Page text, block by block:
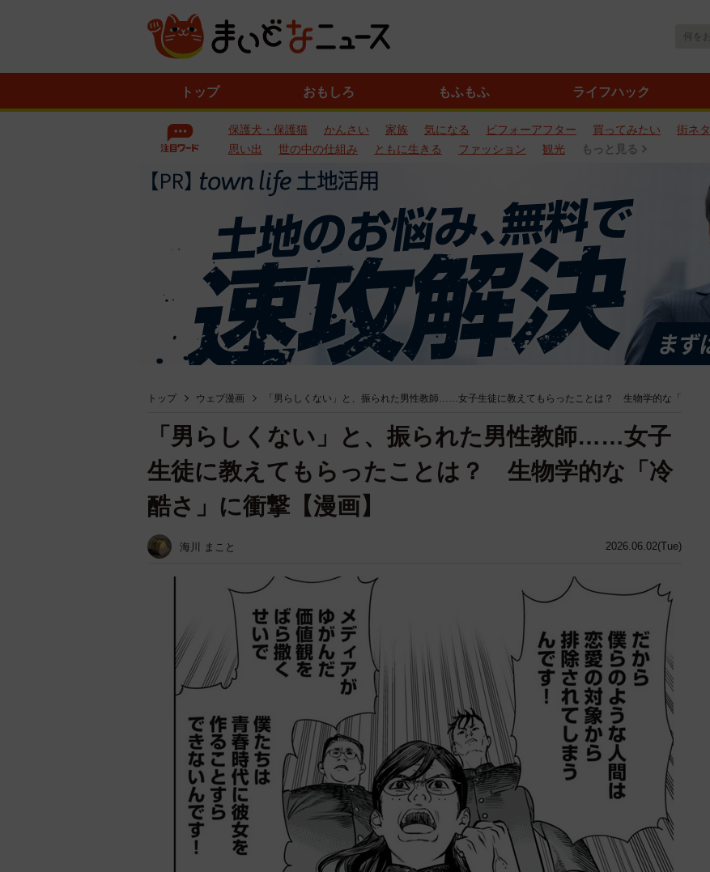
トップ おもしろ もふもふ ライフハック
保護犬・保護猫 かんさい 家族 気になる ビフォーアフター 買ってみたい 街ネタ
思い出
世の中の仕組み ともに生きる ファッション 観光 もっと見る
トップ ウェブ漫画 「男らしくない」と、振られた男性教師……女子生徒に教えてもらったことは？ 生物学的な「
2026.06.02(Tue)
「男らしくない」と、振られた男性教師……女子
生徒に教えてもらったことは？ 生物学的な「冷
酷さ」に衝撃【漫画】
海川 まこと